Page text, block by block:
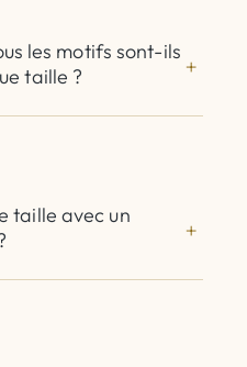
les motifs sont-ils
taille ?
taille avec un